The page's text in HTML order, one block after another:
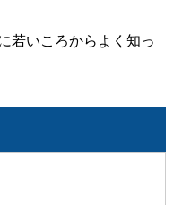
若いころからよく知っ